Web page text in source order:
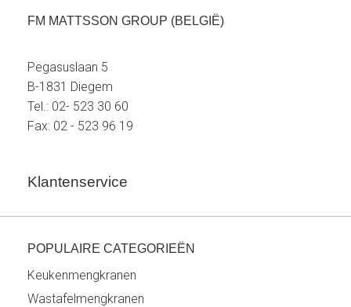
FM MATTSSON GROUP (BELGIË)
Pegasuslaan 5
B-1831 Diegem
Tel.: 02- 523 30 60
Fax: 02 - 523 96 19
Klantenservice
POPULAIRE CATEGORIEËN
Keukenmengkranen
Wastafelmengkranen